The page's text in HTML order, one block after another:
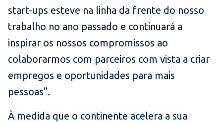
start-ups esteve na linha da frente do nosso
trabalho no ano passado e continuará a
inspirar os nossos compromissos ao
colaborarmos com parceiros com vista a criar
empregos e oportunidades para mais
pessoas".
À medida que o continente acelera a sua